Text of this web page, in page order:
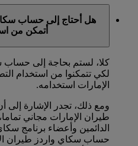
هل أحتاج إلى حساب
أتمكن من
كلا، لستم بحاجة إلى حساب
لكي تتمكنوا من استخدام
الإمارات استخدامه.
ومع ذلك، تجدر الإشارة
طيران الإمارات مجاني
الدائمين وأعضاء برنامج
حساب سكاي واردز طيران